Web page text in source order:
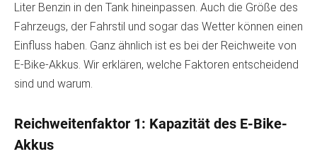
Liter Benzin in den Tank hineinpassen. Auch die Größe des
Fahrzeugs, der Fahrstil und sogar das Wetter können einen
Einfluss haben. Ganz ähnlich ist es bei der Reichweite von
E-Bike-Akkus. Wir erklären, welche Faktoren entscheidend
sind und warum.
Reichweitenfaktor 1: Kapazität des E-Bike-
Akkus